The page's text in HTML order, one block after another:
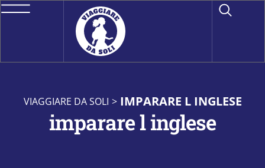
VIAGGIARE DA SOLI > IMPARARE L INGLESE
imparare l inglese